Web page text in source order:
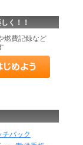
く！！
燃費記録など
チバック